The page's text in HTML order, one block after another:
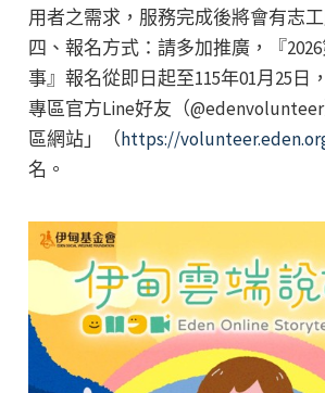
用者之需求，服務完成後將會有志
四、報名方式：請多加推廣，『
事』報名從即日起至115年01月25日
專區官方Line好友（
區網站」（https://
名。